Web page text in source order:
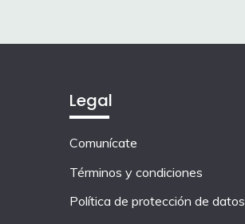
Legal
Comunícate
Términos y condiciones
Política de protección de datos